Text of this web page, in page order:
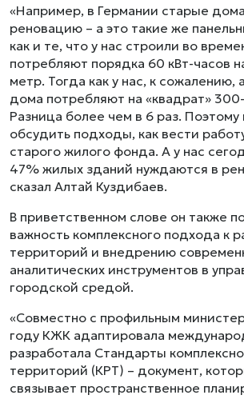
«Например, в Германии старые
реновацию – а это такие же
как и те, что у нас строили во
потребляют порядка 60 кВт-часов
метр. Тогда как у нас, к сожалению,
дома потребляют на «квадрат»
Разница более чем в 6 раз.
обсудить подходы, как вести
старого жилого фонда. А у нас
47% жилых зданий нуждаются в
сказал Алтай Куздибаев.
В приветственном слове он также
важность комплексного подхода к
территорий и внедрению
аналитических инструментов в
городской средой.
«Совместно с профильным
году КЖК адаптировала
разработала Стандарты
территорий (КРТ) – документ,
связывает пространственное